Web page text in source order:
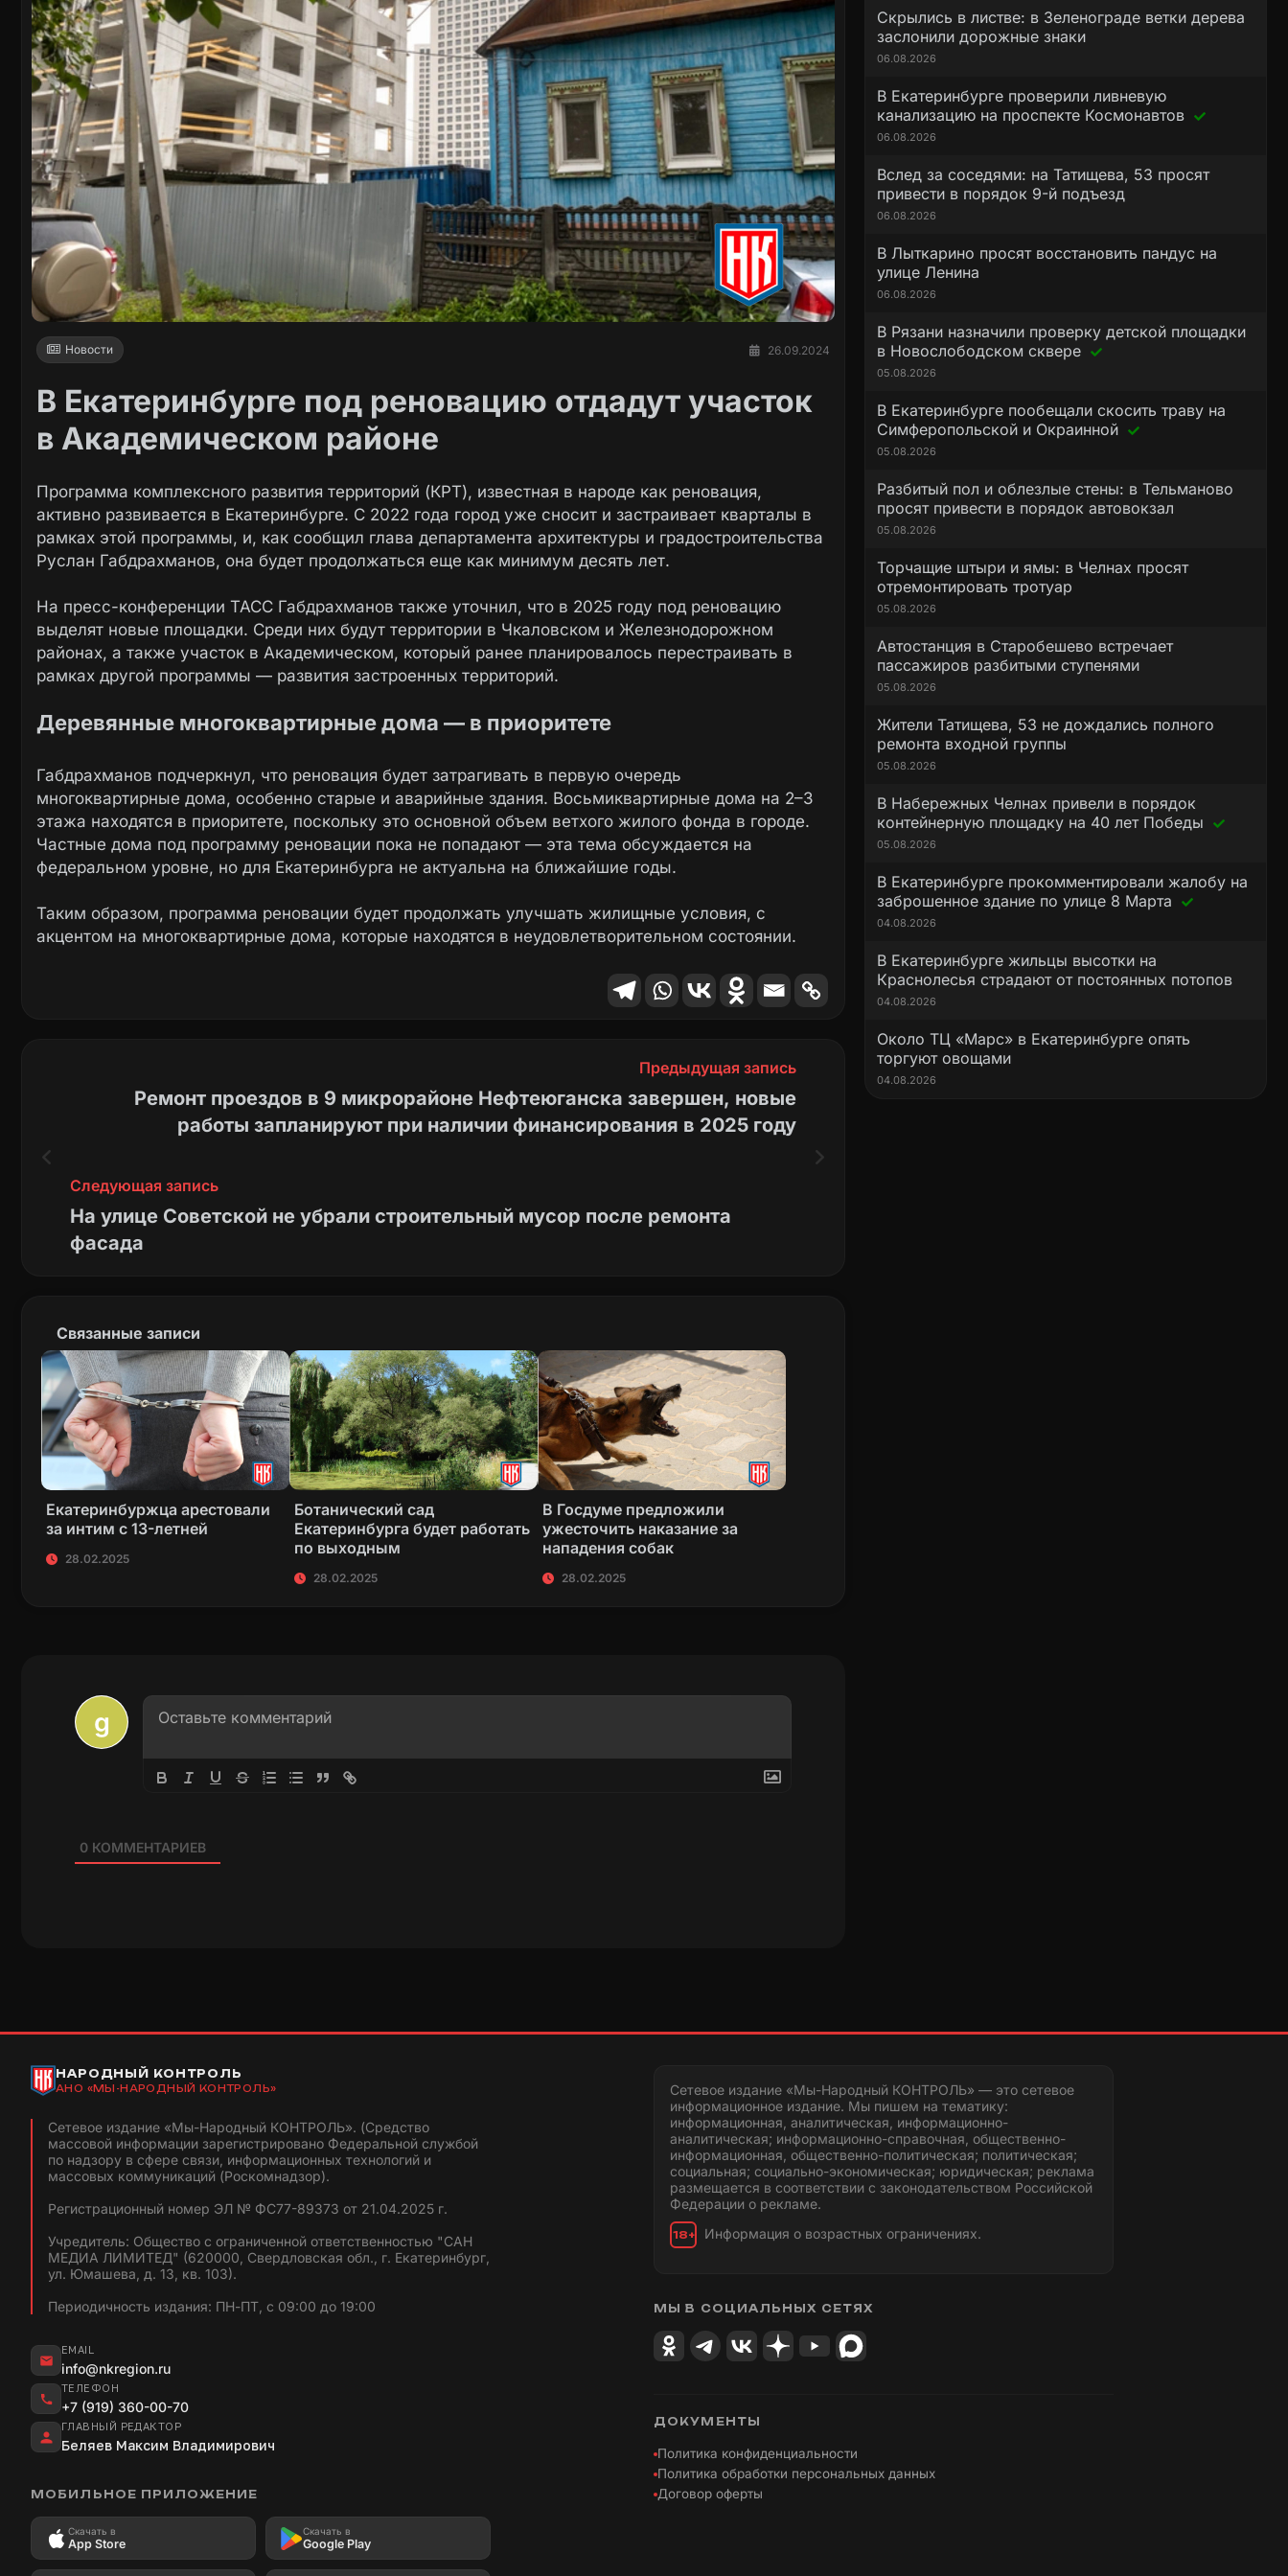
Новости 26.09.2024
В Екатеринбурге под реновацию отдадут участок
в Академическом районе
Программа комплексного развития территорий (КРТ), известная в народе как реновация,
активно развивается в Екатеринбурге. С 2022 года город уже сносит и застраивает кварталы в
рамках этой программы, и, как сообщил глава департамента архитектуры и градостроительства
Руслан Габдрахманов, она будет продолжаться еще как минимум десять лет.
На пресс-конференции ТАСС Габдрахманов также уточнил, что в 2025 году под реновацию
выделят новые площадки. Среди них будут территории в Чкаловском и Железнодорожном
районах, а также участок в Академическом, который ранее планировалось перестраивать в
рамках другой программы — развития застроенных территорий.
Деревянные многоквартирные дома — в приоритете
Габдрахманов подчеркнул, что реновация будет затрагивать в первую очередь
многоквартирные дома, особенно старые и аварийные здания. Восьмиквартирные дома на 2–3
этажа находятся в приоритете, поскольку это основной объем ветхого жилого фонда в городе.
Частные дома под программу реновации пока не попадают — эта тема обсуждается на
федеральном уровне, но для Екатеринбурга не актуальна на ближайшие годы.
Таким образом, программа реновации будет продолжать улучшать жилищные условия, с
акцентом на многоквартирные дома, которые находятся в неудовлетворительном состоянии.
Предыдущая запись
Ремонт проездов в 9 микрорайоне Нефтеюганска завершен, новые
работы запланируют при наличии финансирования в 2025 году
Следующая запись
На улице Советской не убрали строительный мусор после ремонта
фасада
Связанные записи
Екатеринбуржца арестовали
за интим с 13-летней
28.02.2025
Ботанический сад
Екатеринбурга будет работать
по выходным
28.02.2025
В Госдуме предложили
ужесточить наказание за
нападения собак
28.02.2025
0КОММЕНТАРИЕВ
Скрылись в листве: в Зеленограде ветки дерева
заслонили дорожные знаки
06.08.2026
В Екатеринбурге проверили ливневую
канализацию на проспекте Космонавтов
06.08.2026
Вслед за соседями: на Татищева, 53 просят
привести в порядок 9-й подъезд
06.08.2026
В Лыткарино просят восстановить пандус на
улице Ленина
06.08.2026
В Рязани назначили проверку детской площадки
в Новослободском сквере
05.08.2026
В Екатеринбурге пообещали скосить траву на
Симферопольской и Окраинной
05.08.2026
Разбитый пол и облезлые стены: в Тельманово
просят привести в порядок автовокзал
05.08.2026
Торчащие штыри и ямы: в Челнах просят
отремонтировать тротуар
05.08.2026
Автостанция в Старобешево встречает
пассажиров разбитыми ступенями
05.08.2026
Жители Татищева, 53 не дождались полного
ремонта входной группы
05.08.2026
В Набережных Челнах привели в порядок
контейнерную площадку на 40 лет Победы
05.08.2026
В Екатеринбурге прокомментировали жалобу на
заброшенное здание по улице 8 Марта
04.08.2026
В Екатеринбурге жильцы высотки на
Краснолесья страдают от постоянных потопов
04.08.2026
Около ТЦ «Марс» в Екатеринбурге опять
торгуют овощами
04.08.2026
НАРОДНЫЙ КОНТРОЛЬ
АНО «МЫ-НАРОДНЫЙ КОНТРОЛЬ»
Сетевое издание «Мы-Народный КОНТРОЛЬ». (Средство
массовой информации зарегистрировано Федеральной службой
по надзору в сфере связи, информационных технологий и
массовых коммуникаций (Роскомнадзор).
Регистрационный номер ЭЛ № ФС77-89373 от 21.04.2025 г.
Учредитель: Общество с ограниченной ответственностью "САН
МЕДИА ЛИМИТЕД" (620000, Свердловская обл., г. Екатеринбург,
ул. Юмашева, д. 13, кв. 103).
Периодичность издания: ПН-ПТ, с 09:00 до 19:00
EMAIL
info@nkregion.ru
ТЕЛЕФОН
+7 (919) 360-00-70
ГЛАВНЫЙ РЕДАКТОР
Беляев Максим Владимирович
МОБИЛЬНОЕ ПРИЛОЖЕНИЕ
Скачать в
App Store
Скачать в
Google Play
Сетевое издание «Мы-Народный КОНТРОЛЬ» — это сетевое
информационное издание. Мы пишем на тематику:
информационная, аналитическая, информационно-
аналитическая; информационно-справочная, общественно-
информационная, общественно-политическая; политическая;
социальная; социально-экономическая; юридическая; реклама
размещается в соответствии с законодательством Российской
Федерации о рекламе.
18+ Информация о возрастных ограничениях.
МЫ В СОЦИАЛЬНЫХ СЕТЯХ
ДОКУМЕНТЫ
Политика конфиденциальности
Политика обработки персональных данных
Договор оферты